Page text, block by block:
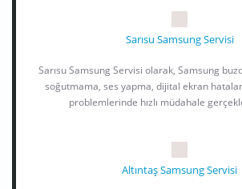
Sarısu Samsung Servisi
Sarısu Samsung Servisi olarak, Samsung
soğutmama, ses yapma, dijital ekran
problemlerinde hızlı müdahale
Altıntaş Samsung Servisi